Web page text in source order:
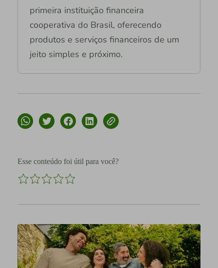
primeira instituição financeira
cooperativa do Brasil, oferecendo
produtos e serviços financeiros de um
jeito simples e próximo.
Esse conteúdo foi útil para você?